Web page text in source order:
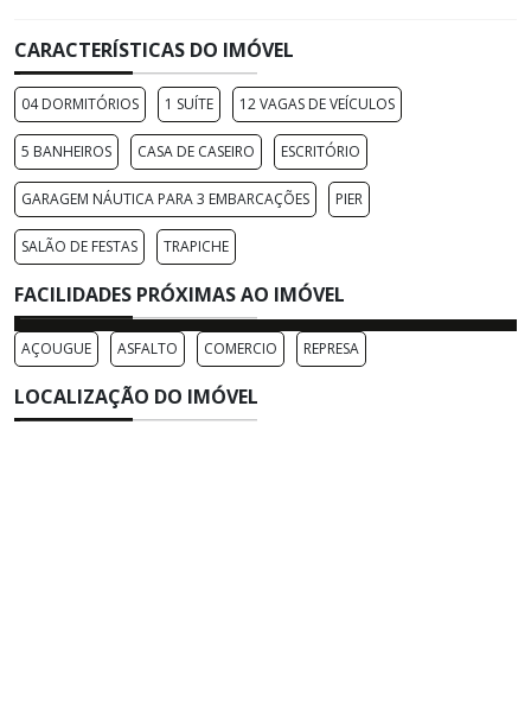
CARACTERÍSTICAS DO IMÓVEL
04 DORMITÓRIOS 1 SUÍTE 12 VAGAS DE VEÍCULOS
5 BANHEIROS CASA DE CASEIRO ESCRITÓRIO
GARAGEM NÁUTICA PARA 3 EMBARCAÇÕES PIER
SALÃO DE FESTAS TRAPICHE
FACILIDADES PRÓXIMAS AO IMÓVEL
AÇOUGUE ASFALTO COMERCIO REPRESA
LOCALIZAÇÃO DO IMÓVEL